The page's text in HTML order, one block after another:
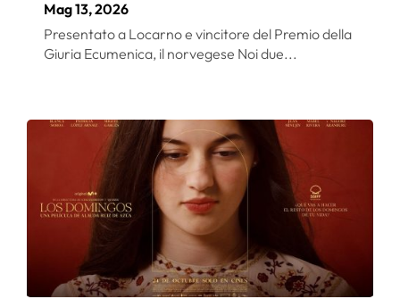
Mag 13, 2026
Presentato a Locarno e vincitore del Premio della
Giuria Ecumenica, il norvegese Noi due...